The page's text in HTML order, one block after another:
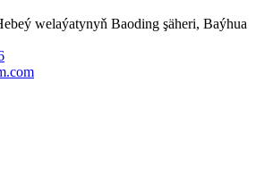
welaýatynyň Baoding şäheri, Baýhua